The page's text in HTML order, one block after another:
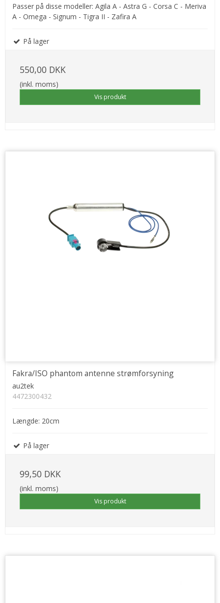
Passer på disse modeller: Agila A - Astra G - Corsa C - Meriva
A - Omega - Signum - Tigra II - Zafira A
På lager
550,00 DKK
(inkl. moms)
Vis produkt
Fakra/ISO phantom antenne strømforsyning
au2tek
4472300432
Længde: 20cm
På lager
99,50 DKK
(inkl. moms)
Vis produkt